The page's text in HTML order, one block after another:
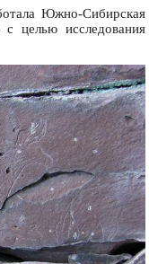
Южно-Сибирская
с целью исследования